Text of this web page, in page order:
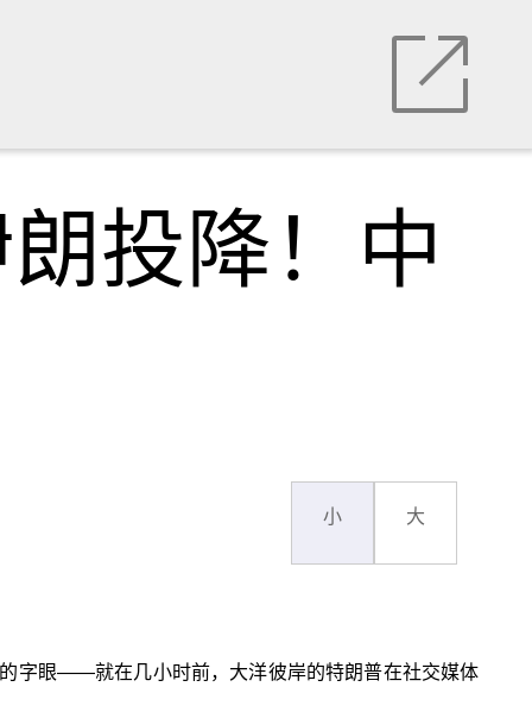
投降！中
小 大
的字眼——就在几小时前，大洋彼岸的特朗普在社交媒体